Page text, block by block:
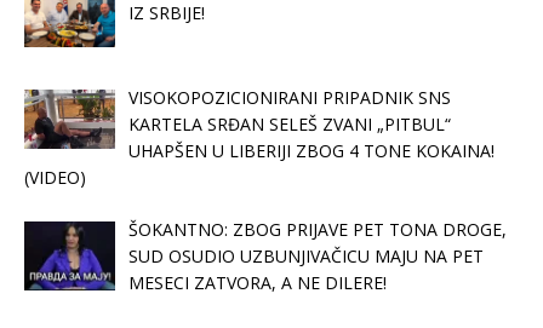
IZ SRBIJE!
VISOKOPOZICIONIRANI PRIPADNIK SNS
KARTELA SRĐAN SELEŠ ZVANI „PITBUL“
UHAPŠEN U LIBERIJI ZBOG 4 TONE KOKAINA!
(VIDEO)
ŠOKANTNO: ZBOG PRIJAVE PET TONA DROGE,
SUD OSUDIO UZBUNJIVAČICU MAJU NA PET
MESECI ZATVORA, A NE DILERE!